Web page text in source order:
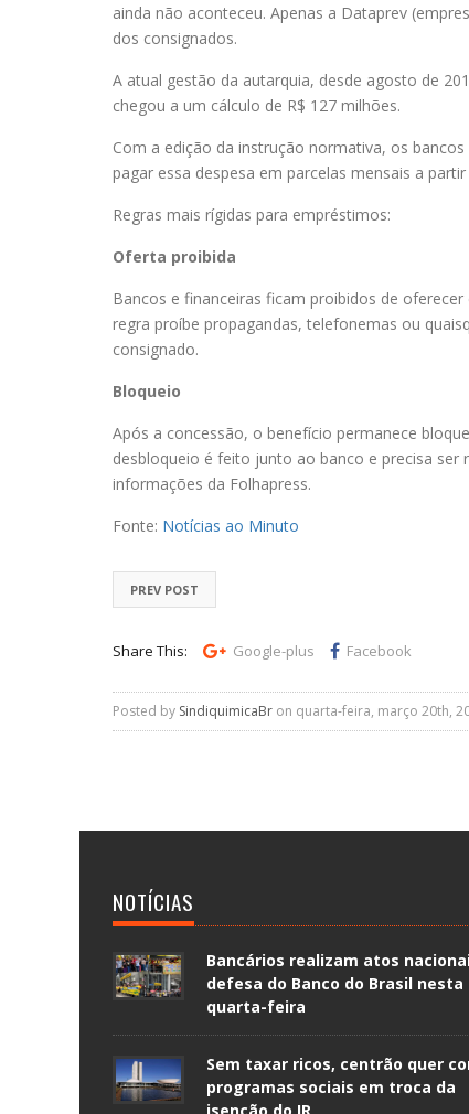
ainda não aconteceu. Apenas a Dataprev
dos consignados.
A atual gestão da autarquia, desde agosto de
chegou a um cálculo de R$ 127 milhões.
Com a edição da instrução normativa, os
pagar essa despesa em parcelas mensais a
Regras mais rígidas para empréstimos:
Oferta proibida
Bancos e financeiras ficam proibidos de
regra proíbe propagandas, telefonemas ou
consignado.
Bloqueio
Após a concessão, o benefício permanece
desbloqueio é feito junto ao banco e precisa ser
informações da Folhapress.
Fonte: Notícias ao Minuto
PREV POST
Share This: Google-plus Facebook
Posted by SindiquimicaBr on quarta-feira, março 20th,
NOTÍCIAS
Bancários realizam atos
defesa do Banco do Brasil nesta
quarta-feira
Sem taxar ricos, centrão quer
programas sociais em troca da